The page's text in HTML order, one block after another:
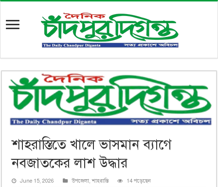
শাহরাস্তিতে খালে ভাসমান ব্যাগে
নবজাতকের লাশ উদ্ধার
June 15, 2026 উপজেলা,শাহরাস্তি 14 পড়েছেন